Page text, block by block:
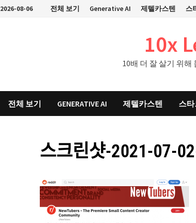
2026-08-06 전체 보기 Generative AI 제텔카스텐 스
10x
10배 더 잘 살기 위
전체 보기 GENERATIVE AI 제텔카스텐 스
스크린샷-2021-07-